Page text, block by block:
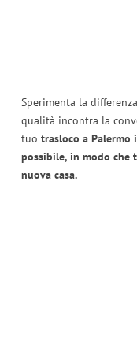
Sperimenta la
qualità incontra la
tuo trasloco a
possibile, in modo che
nuova casa.